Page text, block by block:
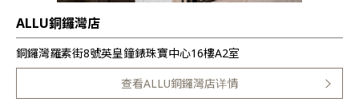
ALLU銅鑼灣店
銅鑼灣羅素街8號英皇鐘錶珠寶中心16樓A2室
查看ALLU銅鑼灣店详情